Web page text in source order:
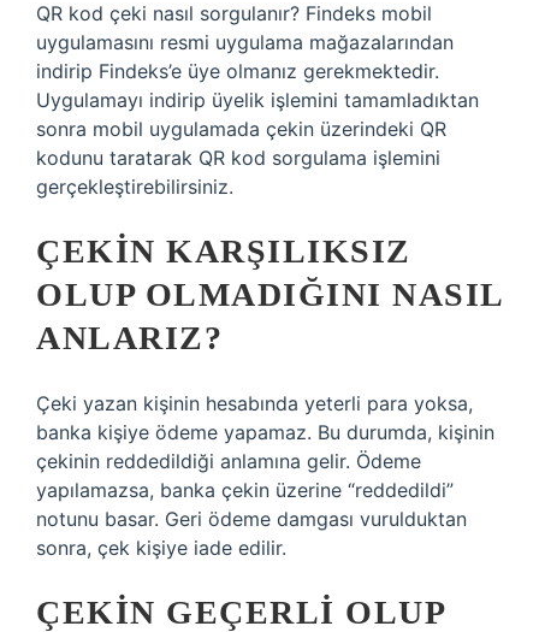
QR kod çeki nasıl sorgulanır? Findeks mobil
uygulamasını resmi uygulama mağazalarından
indirip Findeks’e üye olmanız gerekmektedir.
Uygulamayı indirip üyelik işlemini tamamladıktan
sonra mobil uygulamada çekin üzerindeki QR
kodunu taratarak QR kod sorgulama işlemini
gerçekleştirebilirsiniz.
ÇEKIN KARŞILIKSIZ
OLUP OLMADIĞINI NASIL
ANLARIZ?
Çeki yazan kişinin hesabında yeterli para yoksa,
banka kişiye ödeme yapamaz. Bu durumda, kişinin
çekinin reddedildiği anlamına gelir. Ödeme
yapılamazsa, banka çekin üzerine “reddedildi”
notunu basar. Geri ödeme damgası vurulduktan
sonra, çek kişiye iade edilir.
ÇEKIN GEÇERLI OLUP